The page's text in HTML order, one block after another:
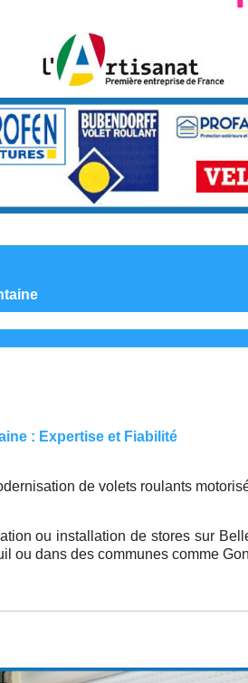
: Expertise et Fiabilité
de volets roulants
ou installation de stores sur
ou dans des communes comme